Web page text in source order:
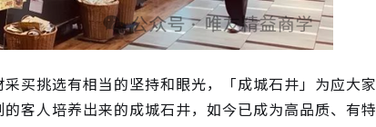
买挑选有相当的坚持和眼光，「成城石井」为应大家
客人培养出来的成城石井，如今已成为高品质、有特